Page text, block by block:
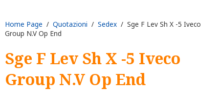
Home Page / Quotazioni / Sedex / Sge F Lev Sh X -5 Iveco
Group N.V Op End
Sge F Lev Sh X -5 Iveco
Group N.V Op End